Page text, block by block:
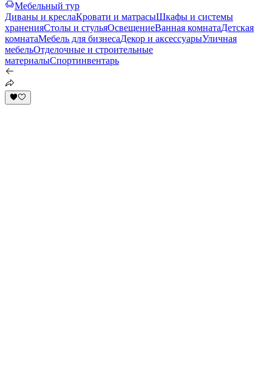
Мебельный тур
Диваны и креслаКровати и матрасыШкафы и системы
храненияСтолы и стульяОсвещениеВанная комнатаДетская
комнатаМебель для бизнесаДекор и аксессуарыУличная
мебельОтделочные и строительные
материалыСпортинвентарь